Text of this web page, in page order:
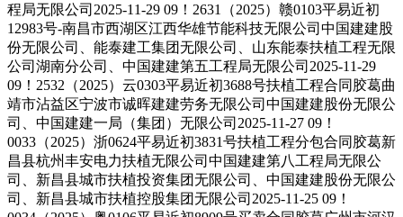
程局无限公司2025-11-29 09！2631（2025）赣0103平易近初
12983号-南昌市西湖区江西华雄节能科技无限公司中国建建股
份无限公司、能泰建工集团无限公司、山东能泰扶植工程无限
公司湖南分公司、中国建建第五工程局无限公司2025-11-29
09！2532（2025）云0303平易近初3688号扶植工程合同胶葛曲
靖市沾益区宁波市诚晖建建劳务无限公司中国建建股份无限公
司、中国建建一局（集团）无限公司2025-11-27 09！
0033（2025）浙0624平易近初3831号扶植工程分包合同胶葛新
昌县杭州丰安电力扶植无限公司中国建建第八工程局无限公
司、新昌县城市扶植投资集团无限公司、中国建建股份无限公
司、新昌县城市扶植控股集团无限公司2025-11-25 09！